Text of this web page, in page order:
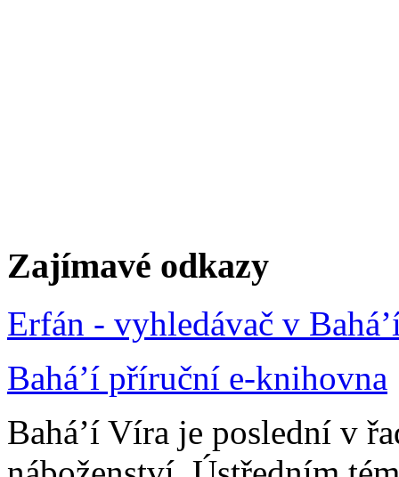
Zajímavé odkazy
Erfán - vyhledávač v
Bahá’í příruční e-knihovna
Bahá’í Víra je poslední v